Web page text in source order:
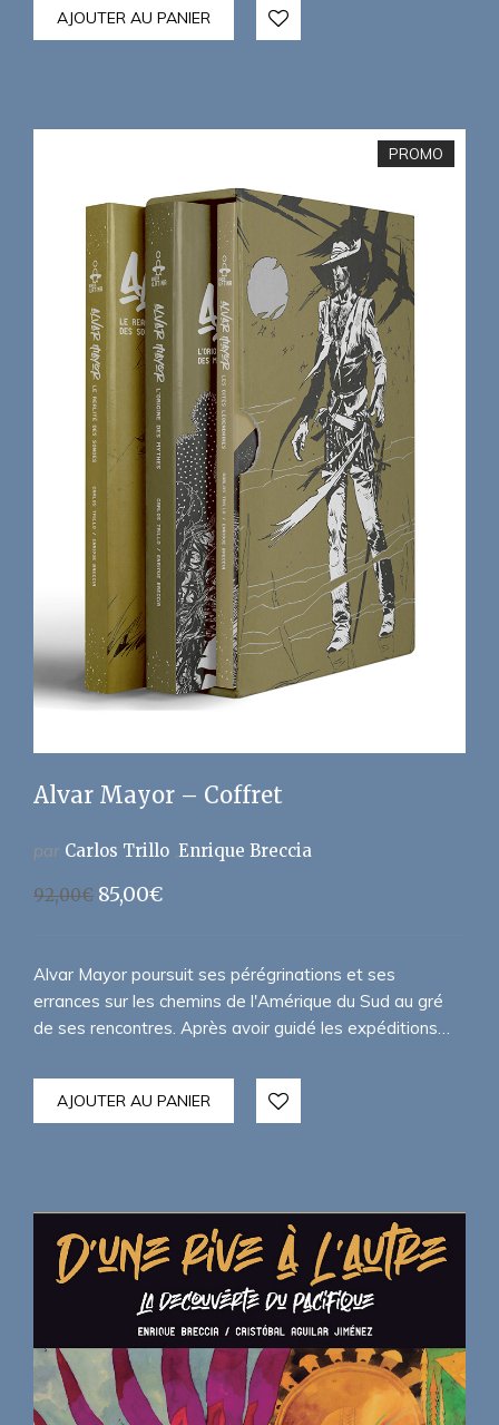
AJOUTER AU PANIER
PROMO
Alvar Mayor – Coffret
par Carlos Trillo Enrique Breccia
92,00€ Le
était :
92,00€.
85,00€Le
est :
85,00€.
Alvar Mayor poursuit ses pérégrinations et ses
errances sur les chemins de l'Amérique du Sud au gré
de ses rencontres. Après avoir guidé les expéditions…
AJOUTER AU PANIER